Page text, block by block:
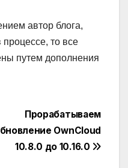
автор блога,
процессе, то все
путем дополнения
Прорабатываем
OwnCloud
10.8.0 до 10.16.0